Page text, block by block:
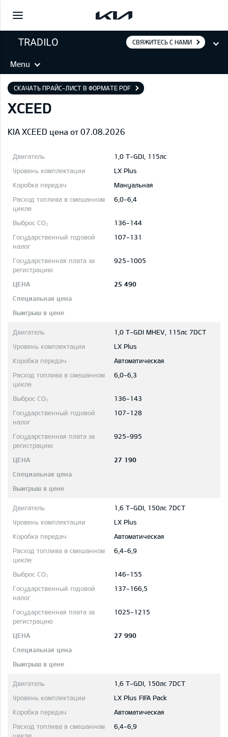
СВЯЖИТЕСЬ С НАМИ
Menu
СКАЧАТЬ ПРАЙС-ЛИСТ В ФОРМАТЕ PDF
XCEED
KIA XCEED цена от 07.08.2026
1,0 T-GDI, 115лс
LX Plus
Mануальная
6,0-6,4
136-144
107-131
925-1005
25 490
1,0 T-GDI MHEV, 115лс 7DCT
LX Plus
Автоматическая
6,0-6,3
136-143
107-128
925-995
27 190
1,6 T-GDI, 150лс 7DCT
LX Plus
Автоматическая
6,4-6,9
146-155
137-166,5
1025-1215
27 990
1,6 T-GDI, 150лс 7DCT
LX Plus FIFA Pack
Автоматическая
6,4-6,9